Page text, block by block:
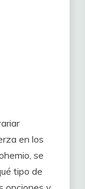
en los
se
tipo de